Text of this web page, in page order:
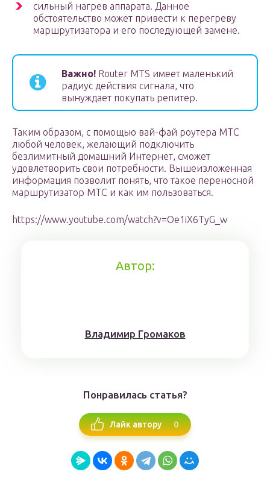
сильный нагрев аппарата. Данное
обстоятельство может привести к перегреву
маршрутизатора и его последующей замене.
Важно! Router MTS имеет маленький
радиус действия сигнала, что
вынуждает покупать репитер.
Таким образом, с помощью вай-фай роутера МТС
любой человек, желающий подключить
безлимитный домашний Интернет, сможет
удовлетворить свои потребности. Вышеизложенная
информация позволит понять, что такое переносной
маршрутизатор МТС и как им пользоваться.
https://www.youtube.com/watch?v=Oe1iX6TyG_w
Автор:
Влaдимиp Гpoмaкoв
Понравилась статья?
Лайк автору 0